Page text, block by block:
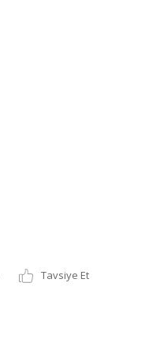
Tavsiye Et